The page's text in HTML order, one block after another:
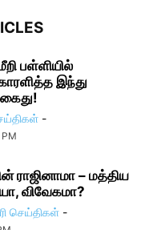
பள்ளியில்
இந்து
-
ராஜினாமா – மத்திய
விவேகமா?
செய்திகள் -